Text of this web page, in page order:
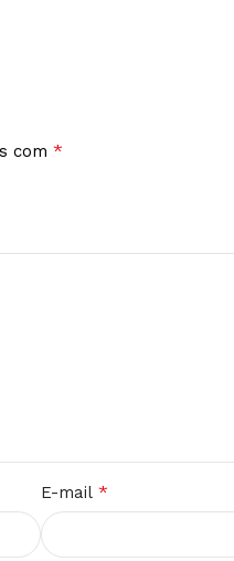
com *
E-mail *